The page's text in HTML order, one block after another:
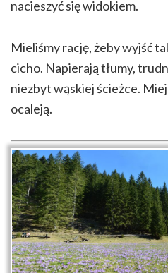
nacieszyć się widokiem.
Mieliśmy rację, żeby wyjść
cicho. Napierają tłumy,
niezbyt wąskiej ścieżce.
ocaleją.